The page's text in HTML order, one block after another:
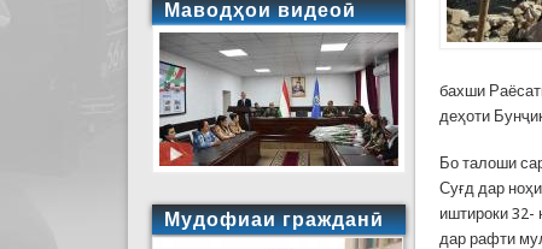
бахши
деҳоти
Бо талоши
Суғд дар
иштироки 32-
дар рафти
Маводҳои видеоӣ
Мудофиаи гражданӣ